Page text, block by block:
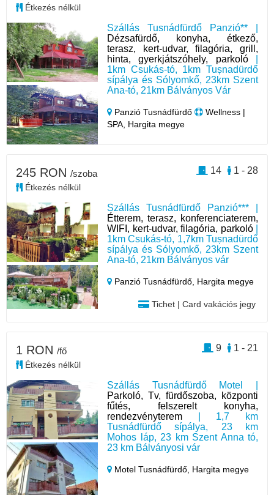
Szállás Tusnádfürdő Panzió** |
Dézsafürdő, konyha, étkező,
terasz, kert-udvar, filagória, grill,
hinta, gyerkjátszóhely, parkoló|
1km Csukás-tó, 1km Tușnadürdő
sípálya és Sólyomkő, 23km Szent
Ana-tó, 21km Bálványos Vár
Panzió Tusnádfürdő
Wellness |
SPA, Hargita megye
Étkezés nélkül
Szállás Tusnádfürdő Panzió*** |
Étterem, terasz, konferenciaterem,
WIFI, kert-udvar, filagória, parkoló|
1km Csukás-tó, 1,7km Tușnadürdő
sípálya és Sólyomkő, 23km Szent
Ana-tó, 21km Bálványos vár
Panzió Tusnádfürdő, Hargita megye
Tichet | Card vakációs jegy
245 RON /szoba
Étkezés nélkül
1 - 28
14
Szállás Tusnádfürdő Motel |
Parkoló, Tv, fürdőszoba, központi
fűtés, felszerelt konyha,
rendezvényterem | 1,7 km
Tusnádfürdő sípálya, 23 km
Mohos láp, 23 km Szent Anna tó,
23 km Bálványosi vár
Motel Tusnádfürdő, Hargita megye
1 RON /fő
Étkezés nélkül
1 - 21
9